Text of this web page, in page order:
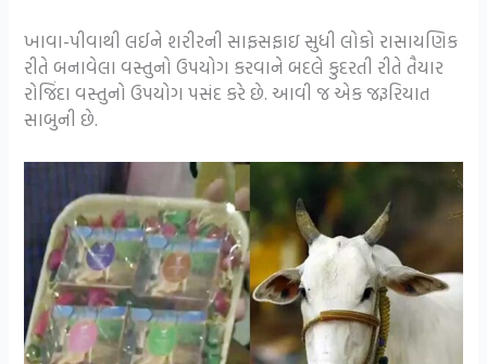
ખાવા-પીવાથી લઈને શરીરની સાફસફાઇ સુધી લોકો રાસાયણિક
રીતે બનાવેલા વસ્તુનો ઉપયોગ કરવાને બદલે કુદરતી રીતે તૈયાર
રોજિંદા વસ્તુનો ઉપયોગ પસંદ કરે છે. આવી જ એક જરૂરિયાત
સાબુની છે.